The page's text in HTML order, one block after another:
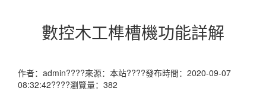
數控木工榫槽機功能詳解
作者：admin????來源：本站????發布時間：2020-09-07
08:32:42????瀏覽量：382